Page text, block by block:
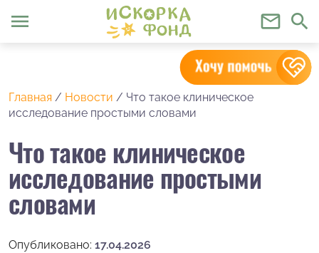
menu mail_outline search
Главная / Новости / Что такое клиническое
исследование простыми словами
Что такое клиническое
исследование простыми
словами
Опубликовано: 17.04.2026